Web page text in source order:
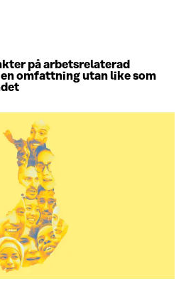
på arbetsrelaterad
omfattning utan like som